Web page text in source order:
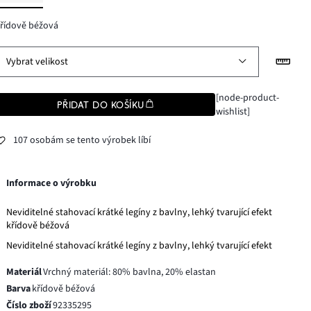
béžová
Vybrat velikost
PŘIDAT DO KOŠÍKU
[node-product-
wishlist]
107 osobám se tento výrobek líbí
Informace o výrobku
Neviditelné stahovací krátké legíny z bavlny, lehký tvarující efekt
křídově béžová
Neviditelné stahovací krátké legíny z bavlny, lehký tvarující efekt
MateriálVrchný materiál: 80% bavlna, 20% elastan
Barvakřídově béžová
Číslo zboží92335295